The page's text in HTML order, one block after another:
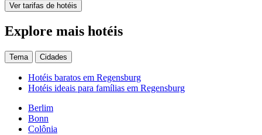
Ver tarifas de hotéis
Explore mais hotéis
Tema Cidades
Hotéis baratos em Regensburg
Hotéis ideais para famílias em Regensburg
Berlim
Bonn
Colônia